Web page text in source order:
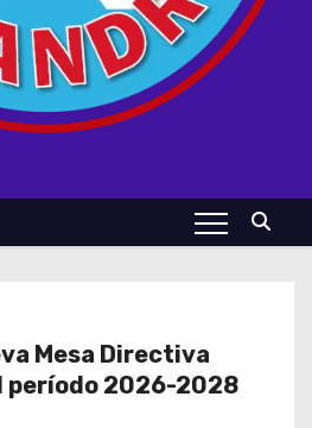
Mesa Directiva
período 2026-2028